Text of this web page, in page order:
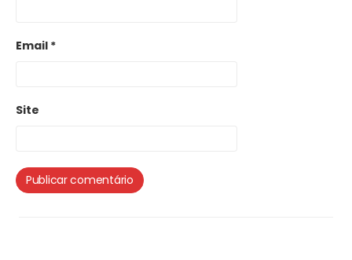
Email *
Site